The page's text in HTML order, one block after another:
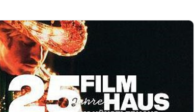
Kinderkino
Stummfilm
Cine International
Filmclub